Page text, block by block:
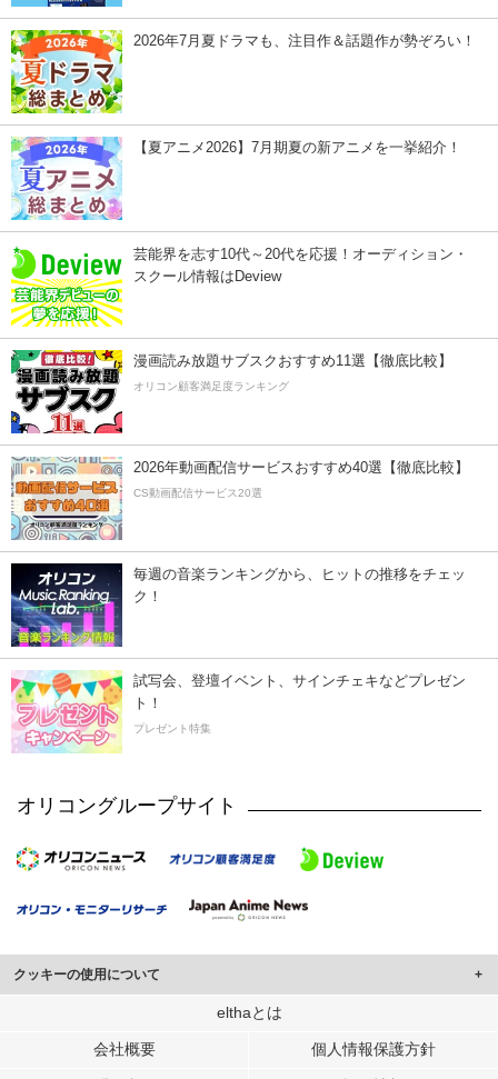
2026年7月夏ドラマも、注目作＆話題作が勢ぞろい！
【夏アニメ2026】7月期夏の新アニメを一挙紹介！
芸能界を志す10代～20代を応援！オーディション・
スクール情報はDeview
漫画読み放題サブスクおすすめ11選【徹底比較】
オリコン顧客満足度ランキング
2026年動画配信サービスおすすめ40選【徹底比較】
CS動画配信サービス20選
毎週の音楽ランキングから、ヒットの推移をチェッ
ク！
試写会、登壇イベント、サインチェキなどプレゼン
ト！
プレゼント特集
オリコングループサイト
クッキーの使用について
このサイトでは Cookie を使用して、ユーザーに合わせたコンテンツや広告の
行っています。
elthaとは
会社概要 個人情報保護方針